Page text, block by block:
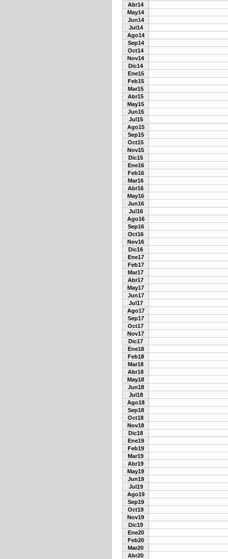
Abr14
May14
Jun14
Jul14
Ago14
Sep14
Oct14
Nov14
Dic14
Ene15
Feb15
Mar15
Abr15
May15
Jun15
Jul15
Ago15
Sep15
Oct15
Nov15
Dic15
Ene16
Feb16
Mar16
Abr16
May16
Jun16
Jul16
Ago16
Sep16
Oct16
Nov16
Dic16
Ene17
Feb17
Mar17
Abr17
May17
Jun17
Jul17
Ago17
Sep17
Oct17
Nov17
Dic17
Ene18
Feb18
Mar18
Abr18
May18
Jun18
Jul18
Ago18
Sep18
Oct18
Nov18
Dic18
Ene19
Feb19
Mar19
Abr19
May19
Jun19
Jul19
Ago19
Sep19
Oct19
Nov19
Dic19
Ene20
Feb20
Mar20
Abr20